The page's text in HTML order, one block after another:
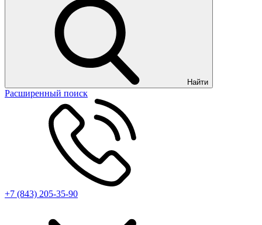
Найти
Расширенный поиск
+7 (843) 205-35-90